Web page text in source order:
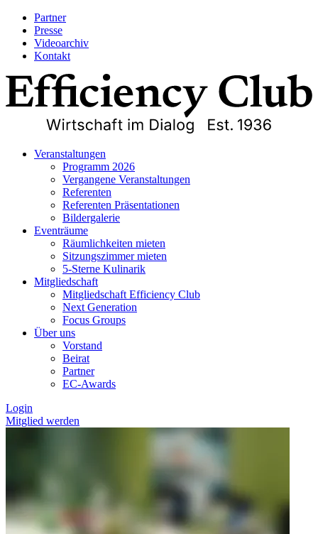
Partner
Presse
Videoarchiv
Kontakt
Veranstaltungen
Programm 2026
Vergangene Veranstaltungen
Referenten
Referenten Präsentationen
Bildergalerie
Eventräume
Räumlichkeiten mieten
Sitzungszimmer mieten
5-Sterne Kulinarik
Mitgliedschaft
Mitgliedschaft Efficiency Club
Next Generation
Focus Groups
Über uns
Vorstand
Beirat
Partner
EC-Awards
Login
Mitglied werden